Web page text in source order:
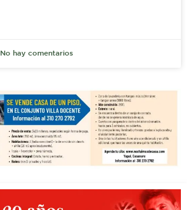
No hay comentarios